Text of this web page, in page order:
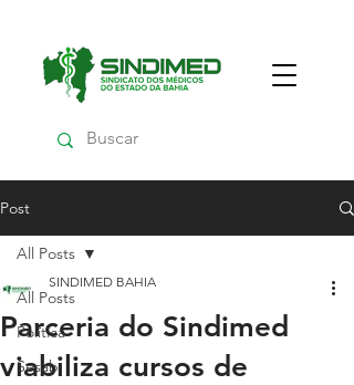
Post
All Posts
Política
Sesab
All Posts
Parceria do Sindimed
viabiliza cursos de
SINDIMED BAHIA